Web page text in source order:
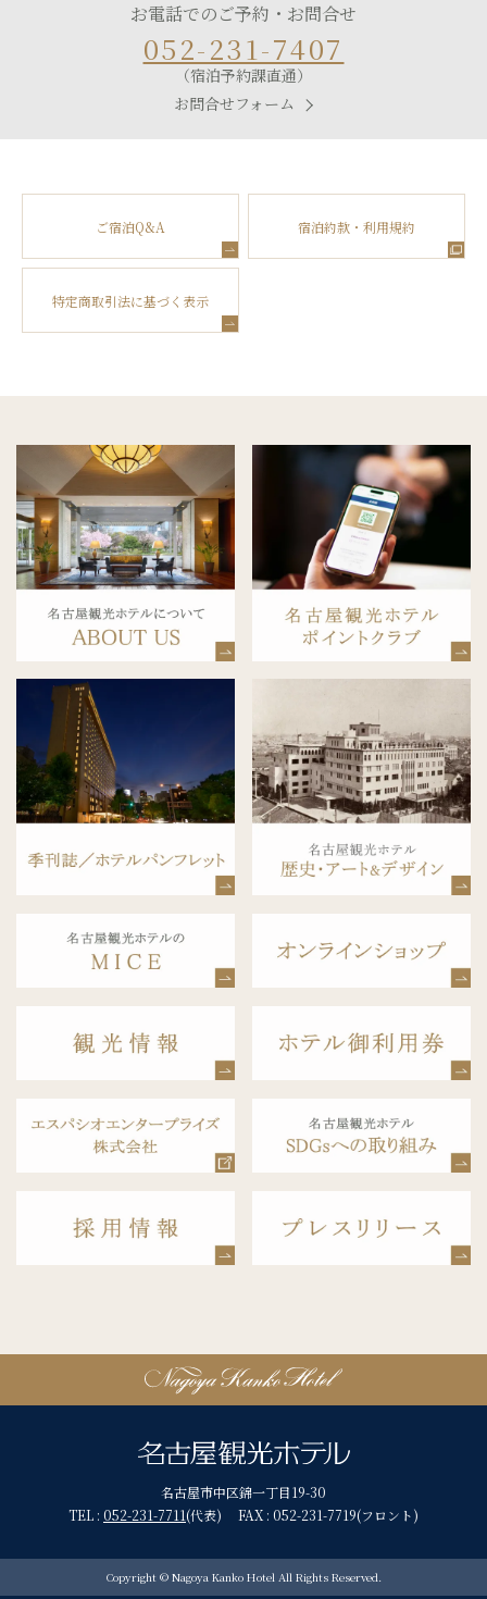
お電話でのご予約・お問合せ
052-231-7407
（宿泊予約課直通）
お問合せフォーム
ご宿泊Q&A 宿泊約款・利用規約
特定商取引法に基づく表示
名古屋市中区錦一丁目19-30
TEL : 052-231-7711(代表) FAX : 052-231-7719(フロント)
Copyright © Nagoya Kanko Hotel All Rights Reserved.